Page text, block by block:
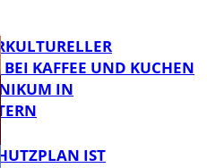
BEI KAFFEE UND KUCHEN
IN
IST